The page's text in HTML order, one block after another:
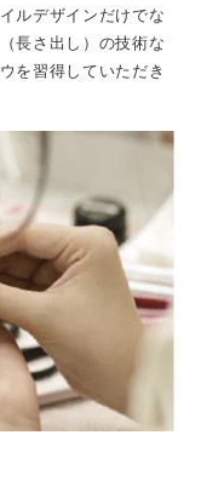
ルデザインだけでな
長さ出し）の技術な
を習得していただき